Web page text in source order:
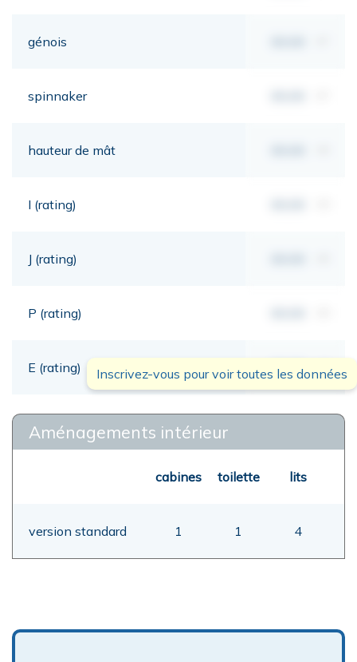
génois
spinnaker
hauteur de mât
I (rating)
J (rating)
P (rating)
E (rating) 00,00
Inscrivez-vous pour voir toutes les données
Aménagements intérieur
cabines toilette lits
version standard 1 1 4